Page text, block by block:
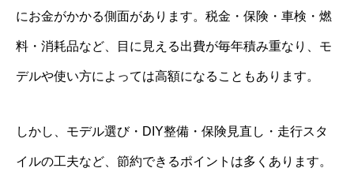
にお金がかかる側面があります。税金・保険・車検・燃
料・消耗品など、目に見える出費が毎年積み重なり、モ
デルや使い方によっては高額になることもあります。
しかし、モデル選び・DIY整備・保険見直し・走行スタ
イルの工夫など、節約できるポイントは多くあります。